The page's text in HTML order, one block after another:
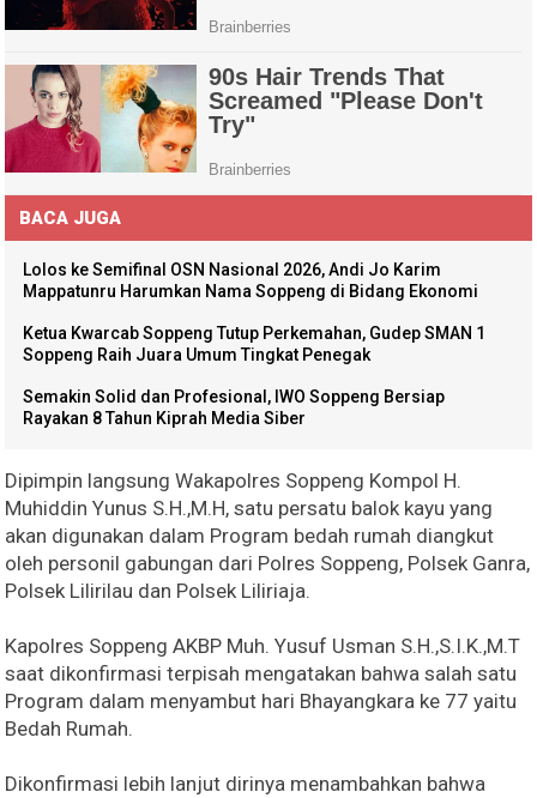
BACA JUGA
Lolos ke Semifinal OSN Nasional 2026, Andi Jo Karim
Mappatunru Harumkan Nama Soppeng di Bidang Ekonomi
Ketua Kwarcab Soppeng Tutup Perkemahan, Gudep SMAN 1
Soppeng Raih Juara Umum Tingkat Penegak
Semakin Solid dan Profesional, IWO Soppeng Bersiap
Rayakan 8 Tahun Kiprah Media Siber
Dipimpin langsung Wakapolres Soppeng Kompol H.
Muhiddin Yunus S.H.,M.H, satu persatu balok kayu yang
akan digunakan dalam Program bedah rumah diangkut
oleh personil gabungan dari Polres Soppeng, Polsek Ganra,
Polsek Lilirilau dan Polsek Liliriaja.
Kapolres Soppeng AKBP Muh. Yusuf Usman S.H.,S.I.K.,M.T
saat dikonfirmasi terpisah mengatakan bahwa salah satu
Program dalam menyambut hari Bhayangkara ke 77 yaitu
Bedah Rumah.
Dikonfirmasi lebih lanjut dirinya menambahkan bahwa